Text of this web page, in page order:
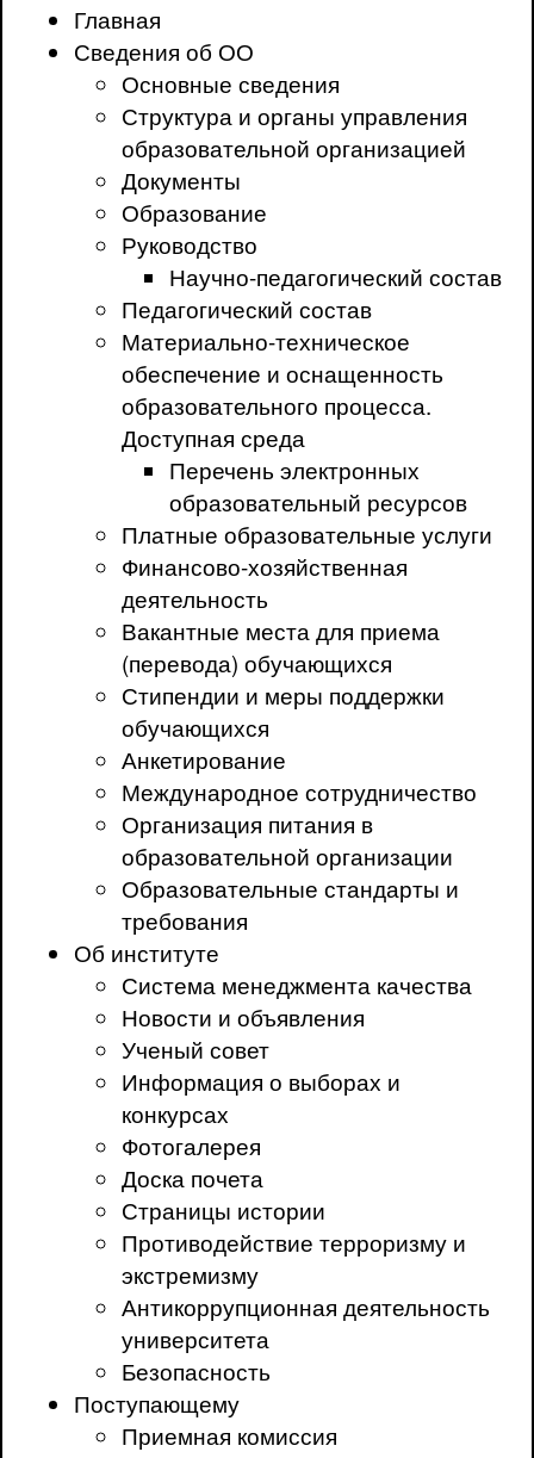
Главная
Сведения об ОО
Основные сведения
Структура и органы управления
образовательной организацией
Документы
Образование
Руководство
Научно-педагогический состав
Педагогический состав
Материально-техническое
обеспечение и оснащенность
образовательного процесса.
Доступная среда
Перечень электронных
образовательный ресурсов
Платные образовательные услуги
Финансово-хозяйственная
деятельность
Вакантные места для приема
(перевода) обучающихся
Стипендии и меры поддержки
обучающихся
Анкетирование
Международное сотрудничество
Организация питания в
образовательной организации
Образовательные стандарты и
требования
Об институте
Система менеджмента качества
Новости и объявления
Ученый совет
Информация о выборах и
конкурсах
Фотогалерея
Доска почета
Страницы истории
Противодействие терроризму и
экстремизму
Антикоррупционная деятельность
университета
Безопасность
Поступающему
Приемная комиссия